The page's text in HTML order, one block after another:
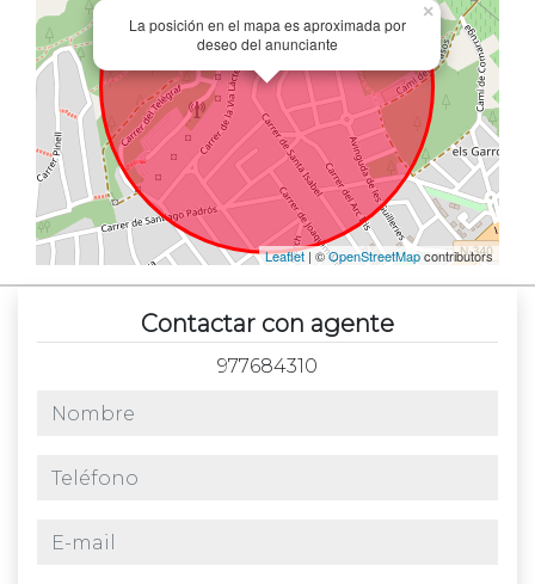
La posición en el mapa es aproximada por
deseo del anunciante
×
Leaflet| ©OpenStreetMapcontributors
Contactar con agente
977684310
nombre
teléfono
e-mail